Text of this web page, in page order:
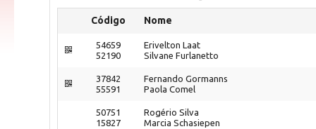
Código Nome
54659
52190
Erivelton Laat
Silvane Furlanetto
37842
55591
Fernando Gormanns
Paola Comel
50751
15827
Rogério Silva
Marcia Schasiepen